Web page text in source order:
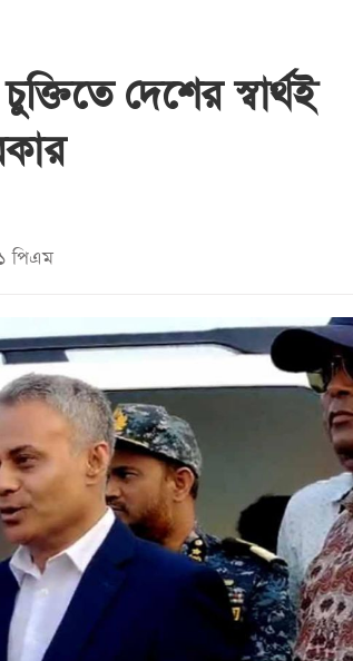
দেশের স্বার্থই
পিএম